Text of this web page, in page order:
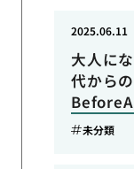
大人に
代から
2025.06.11
未分類